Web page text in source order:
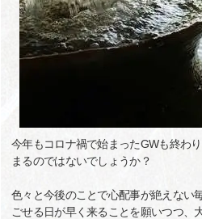
今年もコロナ禍で始まったGWも終わ
まるのではないでしょうか？
色々と今後のことで心配事が絶えない
ごせる日が早く来ることを願いつつ、